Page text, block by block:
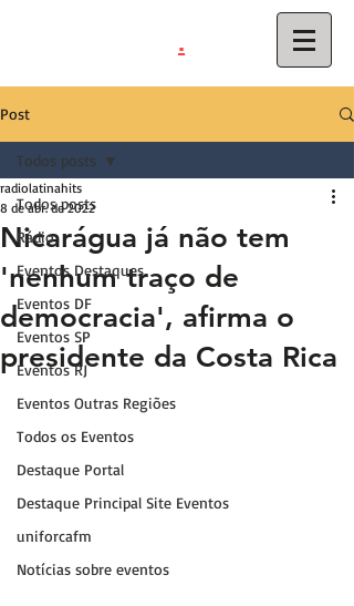
.
Post
Todos posts
Rádio
Eventos Destaques
Eventos DF
Eventos SP
Eventos RJ
Eventos Outras Regiões
Todos os Eventos
Destaque Portal
Destaque Principal Site Eventos
uniforcafm
Notícias sobre eventos
Todos posts
Nicarágua já não tem
'nenhum traço de
democracia', afirma o
presidente da Costa Rica
radiolatinahits
8 de abr. de 2022